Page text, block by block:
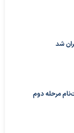
شد
مرحله دوم